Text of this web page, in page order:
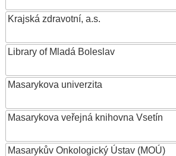
Krajská zdravotní, a.s.
Library of Mladá Boleslav
Masarykova univerzita
Masarykova veřejná knihovna Vsetín
Masarykův Onkologický Ústav (MOÚ)